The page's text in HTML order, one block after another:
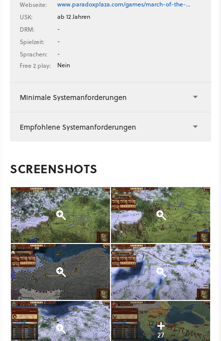
Webseite:
www.paradoxplaza.com/games/march-of-the-…
USK:
ab 12 Jahren
DRM:
-
Spielzeit:
-
Sprachen:
-
Free 2 play:
Nein
Minimale Systemanforderungen
Empfohlene Systemanforderungen
SCREENSHOTS
27